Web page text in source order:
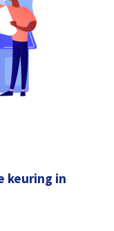
keuring in